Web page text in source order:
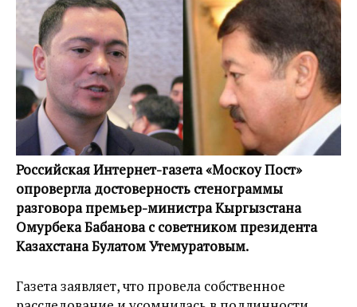
Российская Интернет-газета «Москоу Пост»
опровергла достоверность стенограммы
разговора премьер-министра Кыргызстана
Омурбека Бабанова с советником президента
Казахстана Булатом Утемуратовым.
Газета заявляет, что провела собственное